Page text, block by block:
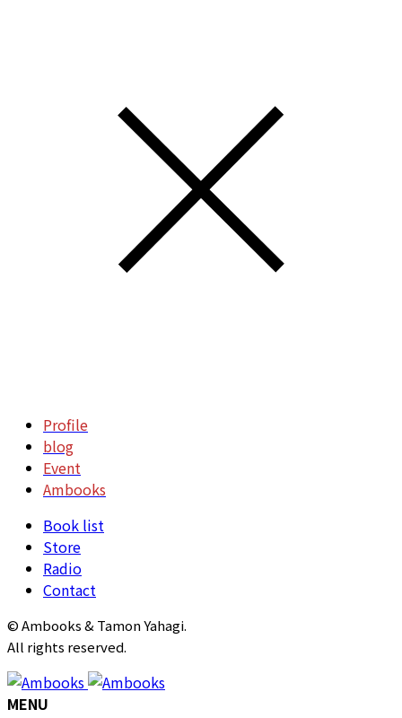
Profile
blog
Event
Ambooks
Book list
Store
Radio
Contact
© Ambooks & Tamon Yahagi.
All rights reserved.
MENU